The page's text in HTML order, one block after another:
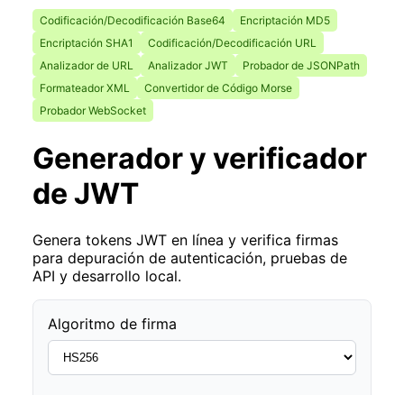
Codificación/Decodificación Base64
Encriptación MD5
Encriptación SHA1
Codificación/Decodificación URL
Analizador de URL
Analizador JWT
Probador de JSONPath
Formateador XML
Convertidor de Código Morse
Probador WebSocket
Generador y verificador
de JWT
Genera tokens JWT en línea y verifica firmas
para depuración de autenticación, pruebas de
API y desarrollo local.
Algoritmo de firma